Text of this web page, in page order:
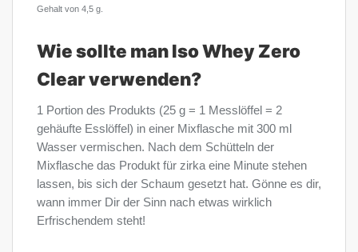
Gehalt von 4,5 g.
Wie sollte man Iso Whey Zero
Clear verwenden?
1 Portion des Produkts (25 g = 1 Messlöffel = 2
gehäufte Esslöffel) in einer Mixflasche mit 300 ml
Wasser vermischen. Nach dem Schütteln der
Mixflasche das Produkt für zirka eine Minute stehen
lassen, bis sich der Schaum gesetzt hat. Gönne es dir,
wann immer Dir der Sinn nach etwas wirklich
Erfrischendem steht!